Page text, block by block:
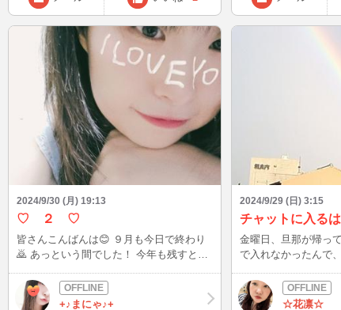
けど、なんとか戻り
らまたぽちぽちイン
す🎃チャットでも、
着る予定っ🌟 お菓
から、trick or treat(
たずらしちゃうぞ)
2024/9/30 (月) 19:13
♡ ２ ♡
皆さんこんばんは😊 ９月も今日で終わり
🙇 あっという間でした！ 今年も残すとこ
まだまだ充実させるぞ😤🌟ふんっ まだま
だ私の事も 知ってない方いると思うので
+♪まにゃ♪+
2024/9/29 (日) 3:15
チャットに入る
金曜日、旦那が帰っ
で入れなかったんで
にまったり入る予定
ので、綺麗な虹が出て
☆花凛☆